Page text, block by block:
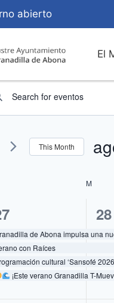
abierto
El
This Month
M
de Abona impulsa una
con Raíces
cultural ‘Sansofé
¡Este verano Granadilla T-
4
28